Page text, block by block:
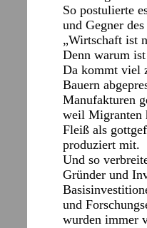
So postulierte
und Gegner
„Wirtschaft ist
Denn warum
Da kommt viel
Bauern
Manufakturen
weil Migranten
Fleiß als
produziert mit.
Und so
Gründer und
und
wurden immer